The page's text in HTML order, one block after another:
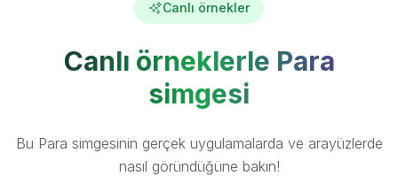
Canlı örnekler
Canlı örneklerle Para
simgesi
Bu Para simgesinin gerçek uygulamalarda ve arayüzlerde
nasıl göründüğüne bakın!